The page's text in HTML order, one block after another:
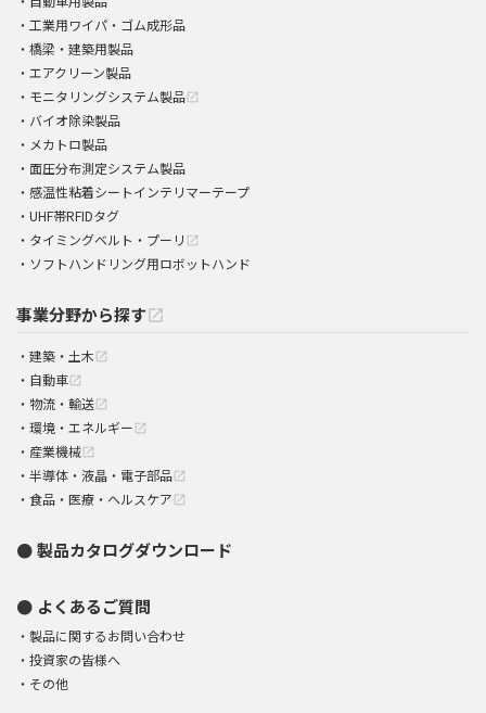
工業用ワイパ・ゴム成形品
橋梁・建築用製品
エアクリーン製品
モニタリングシステム製品 open_in_new
バイオ除染製品
メカトロ製品
面圧分布測定システム製品
感温性粘着シートインテリマーテープ
UHF帯RFIDタグ
タイミングベルト・プーリ open_in_new
ソフトハンドリング用ロボットハンド
事業分野から探すopen_in_new
建築・土木 open_in_new
自動車 open_in_new
物流・輸送 open_in_new
環境・エネルギー open_in_new
産業機械 open_in_new
半導体・液晶・電子部品 open_in_new
食品・医療・ヘルスケア open_in_new
製品カタログダウンロード
よくあるご質問
製品に関するお問い合わせ
投資家の皆様へ
その他